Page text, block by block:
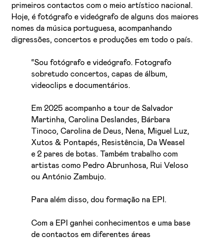
primeiros contactos com o meio artístico nacional.
Hoje, é fotógrafo e videógrafo de alguns dos maiores
nomes da música portuguesa, acompanhando
digressões, concertos e produções em todo o país.
“Sou fotógrafo e videógrafo. Fotografo
sobretudo concertos, capas de álbum,
videoclips e documentários.
Em 2025 acompanho a tour de Salvador
Martinha, Carolina Deslandes, Bárbara
Tinoco, Carolina de Deus, Nena, Miguel Luz,
Xutos & Pontapés, Resistência, Da Weasel
e 2 pares de botas. Também trabalho com
artistas como Pedro Abrunhosa, Rui Veloso
ou António Zambujo.
Para além disso, dou formação na EPI.
Com a EPI ganhei conhecimentos e uma base
de contactos em diferentes áreas